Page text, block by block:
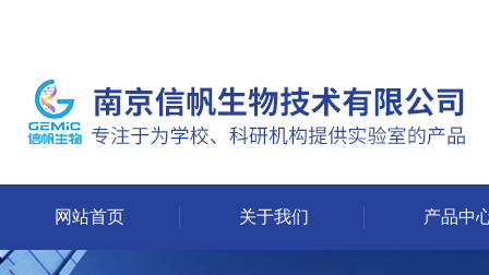
网站首页 关于我们 产品中